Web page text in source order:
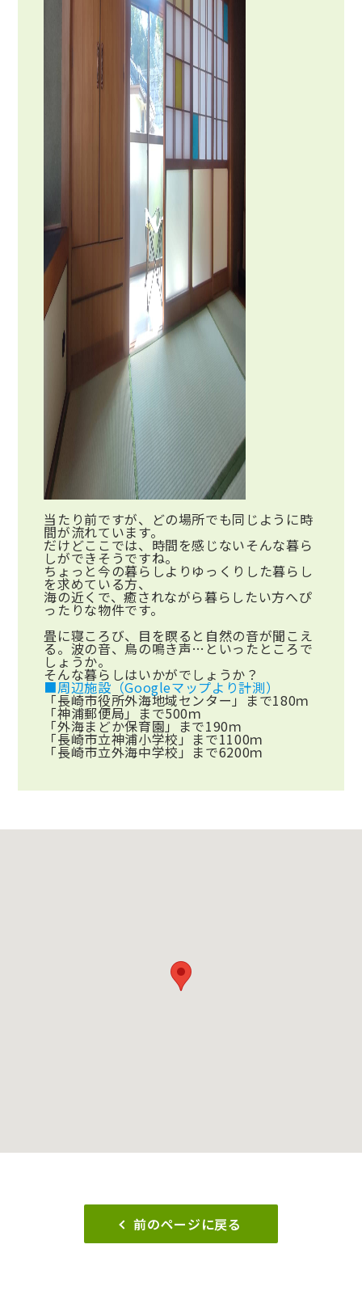
当たり前ですが、どの場所でも同じように時
間が流れています。
だけどここでは、時間を感じないそんな暮ら
しができそうですね。
ちょっと今の暮らしよりゆっくりした暮らし
を求めている方、
海の近くで、癒されながら暮らしたい方へぴ
ったりな物件です。
畳に寝ころび、目を瞑ると自然の音が聞こえ
る。波の音、鳥の鳴き声…といったところで
しょうか。
そんな暮らしはいかがでしょうか？
■周辺施設（Googleマップより計測）
「長崎市役所外海地域センター」まで180ｍ
「神浦郵便局」まで500ｍ
「外海まどか保育園」まで190ｍ
「長崎市立神浦小学校」まで1100ｍ
「長崎市立外海中学校」まで6200ｍ
前のページに戻る